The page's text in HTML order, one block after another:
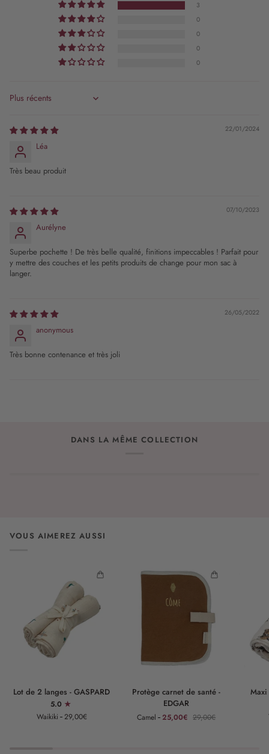
3
0
0
0
0
Sort by
22/01/2024
Léa
Très beau produit
07/10/2023
Aurélyne
Superbe pochette ! De très belle qualité, finitions impeccables ! Parfait pour
y mettre des couches et les petits produits de change pour mon sac à
langer.
26/05/2022
anonymous
Très bonne contenance et très joli
DANS LA MÊME COLLECTION
VOUS AIMEREZ AUSSI
Lot
de
Lot de 2 langes - GASPARD
5.0
Waikiki
29,00€
Protège
carnet
santé
Protège carnet de santé -
EDGAR
Camel 25,00€ 29,00€
Maxi
lange
Maxi